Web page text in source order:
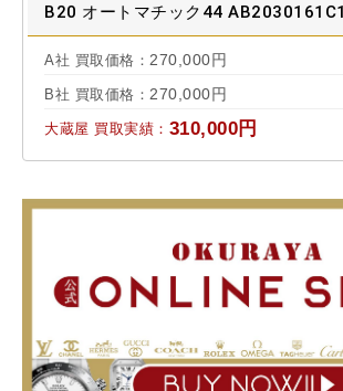
B20 オートマチック44
A社 買取価格： 270,000円
B社 買取価格： 270,000円
大蔵屋 買取実績： 310,000円